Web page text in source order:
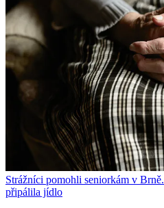
Strážníci pomohli seniorkám v
připálila jídlo